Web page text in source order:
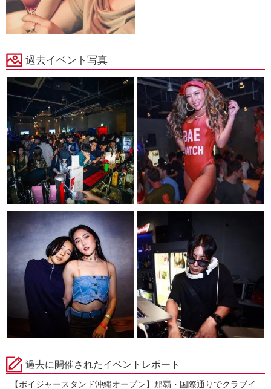
過去イベント写真
過去に開催されたイベントレポート
【ボイジャースタンド沖縄オープン】那覇・国際通りでクラブイ